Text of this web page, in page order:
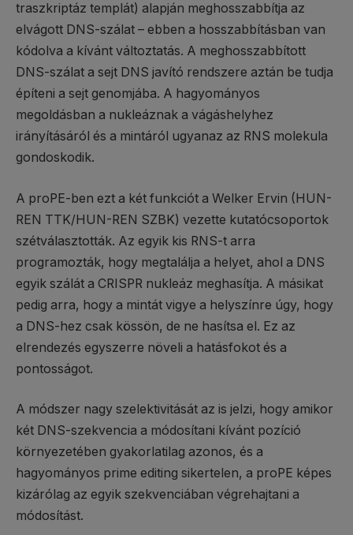
traszkriptáz templát) alapján meghosszabbítja az
elvágott DNS-szálat – ebben a hosszabbításban van
kódolva a kívánt változtatás. A meghosszabbított
DNS-szálat a sejt DNS javító rendszere aztán be tudja
építeni a sejt genomjába. A hagyományos
megoldásban a nukleáznak a vágáshelyhez
irányításáról és a mintáról ugyanaz az RNS molekula
gondoskodik.
A proPE-ben ezt a két funkciót a Welker Ervin (HUN-
REN TTK/HUN-REN SZBK) vezette kutatócsoportok
szétválasztották. Az egyik kis RNS-t arra
programozták, hogy megtalálja a helyet, ahol a DNS
egyik szálát a CRISPR nukleáz meghasítja. A másikat
pedig arra, hogy a mintát vigye a helyszínre úgy, hogy
a DNS-hez csak kössön, de ne hasítsa el. Ez az
elrendezés egyszerre növeli a hatásfokot és a
pontosságot.
A módszer nagy szelektivitását az is jelzi, hogy amikor
két DNS-szekvencia a módosítani kívánt pozíció
környezetében gyakorlatilag azonos, és a
hagyományos prime editing sikertelen, a proPE képes
kizárólag az egyik szekvenciában végrehajtani a
módosítást.